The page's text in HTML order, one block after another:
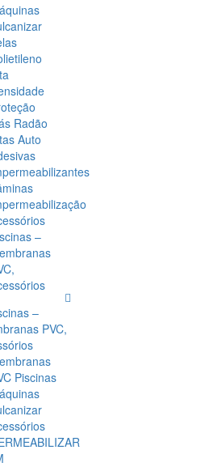
Radão
Auto
–
–
PVC,
Piscinas